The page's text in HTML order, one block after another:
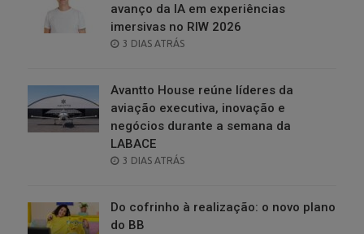
avanço da IA em experiências
imersivas no RIW 2026
POSTED
3 DIAS ATRÁS
Avantto House reúne líderes da
aviação executiva, inovação e
negócios durante a semana da
LABACE
POSTED
3 DIAS ATRÁS
Do cofrinho à realização: o novo plano
do BB